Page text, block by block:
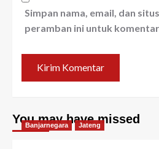
Simpan nama, email, dan
peramban ini untuk
You may have missed
Banjarnegara Jateng